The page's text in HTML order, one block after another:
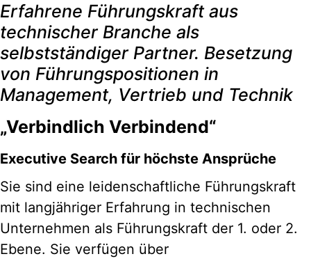
Erfahrene Führungskraft aus
technischer Branche als
selbstständiger Partner. Besetzung
von Führungspositionen in
Management, Vertrieb und Technik
„Verbindlich Verbindend“
Executive Search für höchste Ansprüche
Sie sind eine leidenschaftliche Führungskraft
mit langjähriger Erfahrung in technischen
Unternehmen als Führungskraft der 1. oder 2.
Ebene. Sie verfügen über